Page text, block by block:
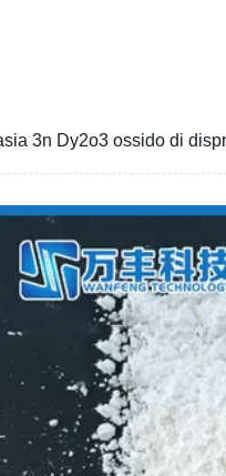
3n Dy2o3 ossido di